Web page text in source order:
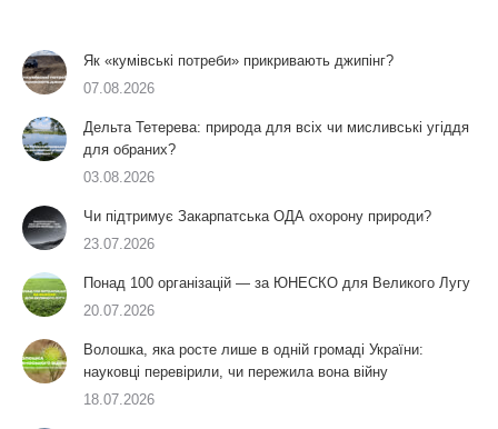
Як «кумівські потреби» прикривають джипінг?
07.08.2026
Дельта Тетерева: природа для всіх чи мисливські угіддя
для обраних?
03.08.2026
Чи підтримує Закарпатська ОДА охорону природи?
23.07.2026
Понад 100 організацій — за ЮНЕСКО для Великого Лугу
20.07.2026
Волошка, яка росте лише в одній громаді України:
науковці перевірили, чи пережила вона війну
18.07.2026